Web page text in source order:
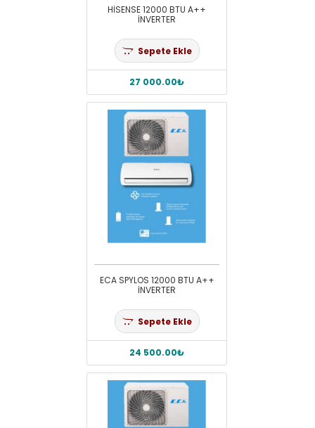
HİSENSE 12000 BTU A++
İNVERTER
Sepete Ekle
27 000.00₺
ECA SPYLOS 12000 BTU A++
İNVERTER
Sepete Ekle
24 500.00₺